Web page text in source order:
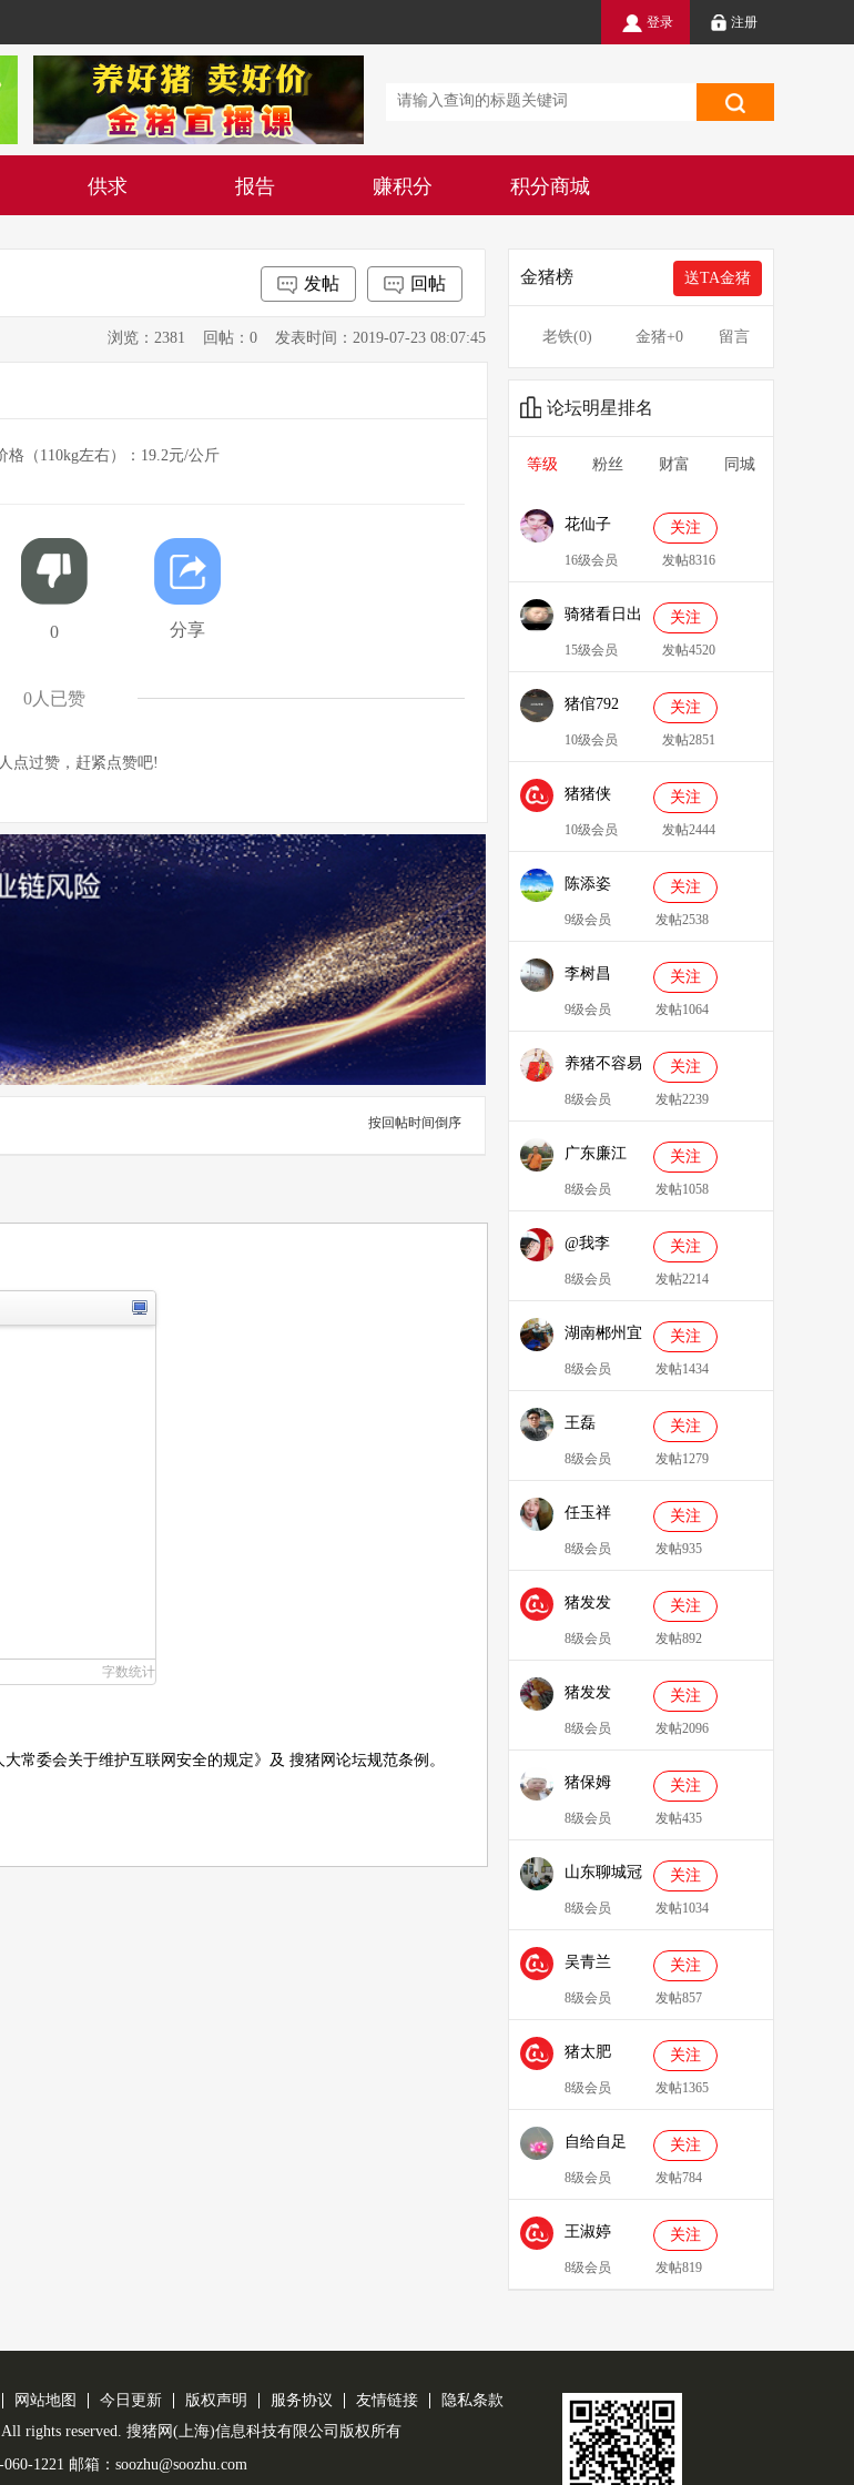
登录 注册
供求 报告 赚积分 积分商城
回帖
发帖
浏览：2381 回帖：0 发表时间：2019-07-23 08:07:45
（110kg左右）：19.2元/公斤
0 分享
0 人已赞
点过赞，赶紧点赞吧!
按回帖时间倒序
字数统计
大常委会关于维护互联网安全的规定》 及 搜猪网论坛规范条例 。
金猪榜 送TA金猪
老铁(0) 金猪+0 留言
论坛明星排名
等级 粉丝 财富 同城
花仙子 关注
16级会员 发帖8316
骑猪看日出 关注
15级会员 发帖4520
猪倌792 关注
10级会员 发帖2851
猪猪侠
086349
关注
10级会员 发帖2444
陈添姿 关注
9级会员 发帖2538
李树昌 关注
9级会员 发帖1064
养猪不容易 关注
8级会员 发帖2239
广东廉江
088
关注
8级会员 发帖1058
@我李 关注
8级会员 发帖2214
湖南郴州宜
章县李明广
关注
8级会员 发帖1434
王磊 关注
8级会员 发帖1279
任玉祥 关注
8级会员 发帖935
猪发发
638829
关注
8级会员 发帖892
猪发发 关注
8级会员 发帖2096
猪保姆
909233
关注
8级会员 发帖435
山东聊城冠
县、莘县综
合服务站：
冯代林
关注
8级会员 发帖1034
吴青兰 关注
8级会员 发帖857
猪太肥
143814
关注
8级会员 发帖1365
自给自足 关注
8级会员 发帖784
王淑婷 关注
8级会员 发帖819
网站地图 今日更新 版权声明 服务协议 友情链接
隐私条款
rights reserved. 搜猪网(上海)信息科技有限公司版权所有
1221 邮箱：soozhu@soozhu.com